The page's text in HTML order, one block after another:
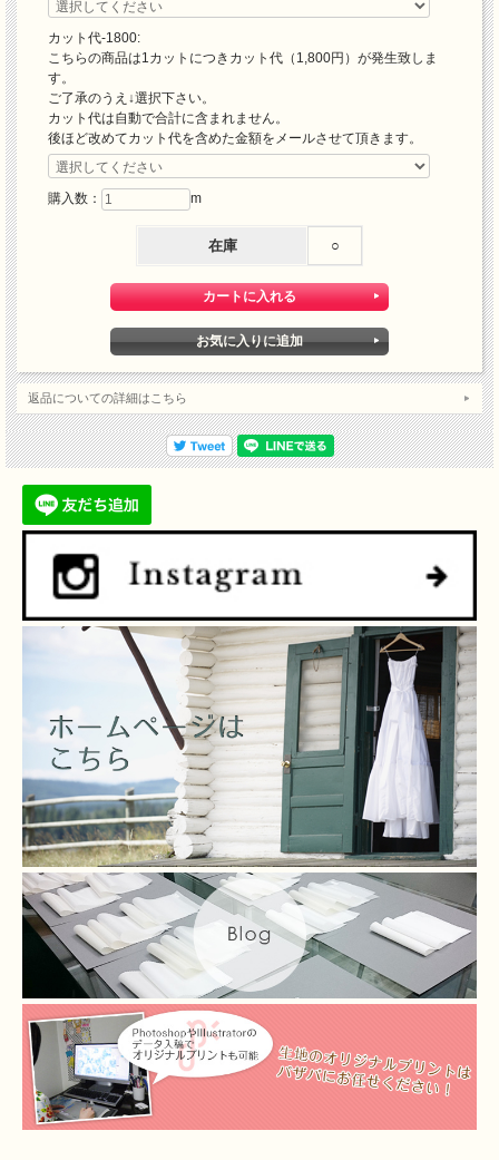
カット代-1800:
こちらの商品は1カットにつきカット代（1,800円）が発生致しま
す。
ご了承のうえ↓選択下さい。
カット代は自動で合計に含まれません。
後ほど改めてカット代を含めた金額をメールさせて頂きます。
購入数： m
在庫 ○
返品についての詳細はこちら